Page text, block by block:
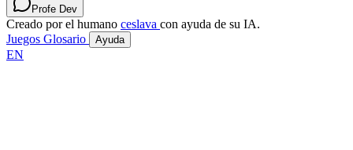
Profe Dev
Creado por el humano ceslava con ayuda de su IA.
Juegos Glosario Ayuda
EN